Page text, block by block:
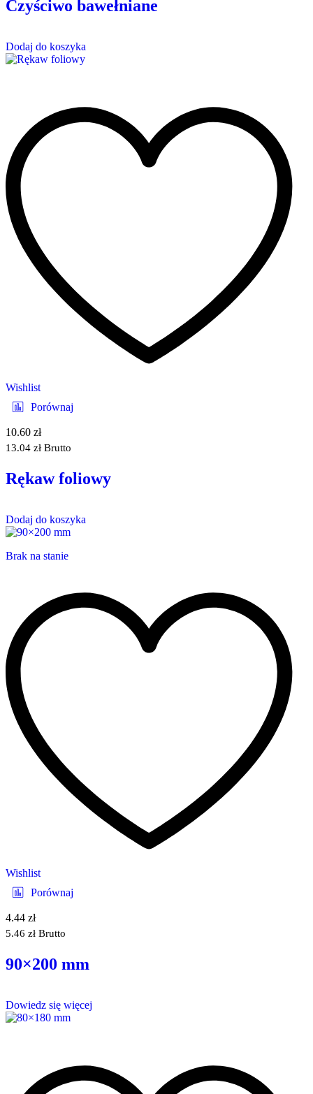
Czyściwo bawełniane
Dodaj do koszyka
Wishlist
Porównaj
10.60 zł
13.04 zł Brutto
Rękaw foliowy
Dodaj do koszyka
Brak na stanie
Wishlist
Porównaj
4.44 zł
5.46 zł Brutto
90×200 mm
Dowiedz się więcej